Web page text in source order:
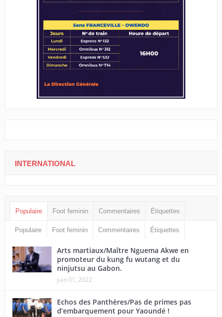
INTERNATIONAL
Populaire Foot feminin Commentaires Étiquettes
Populaire Foot feminin Commentaires Étiquettes
Arts martiaux/Maître Nguema Akwe en
promoteur du kung fu wutang et du
ninjutsu au Gabon.
juin 01, 2022
Echos des Panthères/Pas de primes pas
d’embarquement pour Yaoundé !